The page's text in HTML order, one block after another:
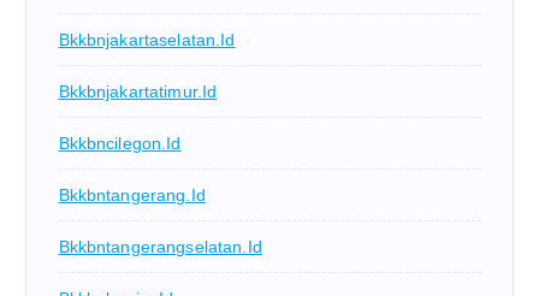
Bkkbnjakartaselatan.id
Bkkbnjakartatimur.id
Bkkbncilegon.id
Bkkbntangerang.id
Bkkbntangerangselatan.id